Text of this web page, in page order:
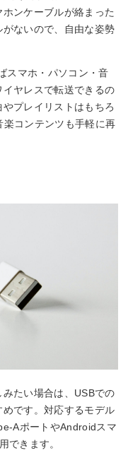
ンケーブルが絡まった
ないので、自由な姿勢
スマホ・パソコン・音
ヤレスで転送できるの
プレイリストはもちろ
楽コンテンツも手軽に再
たい場合は、USBでの
です。対応するモデル
AポートやAndroidスマ
できます。